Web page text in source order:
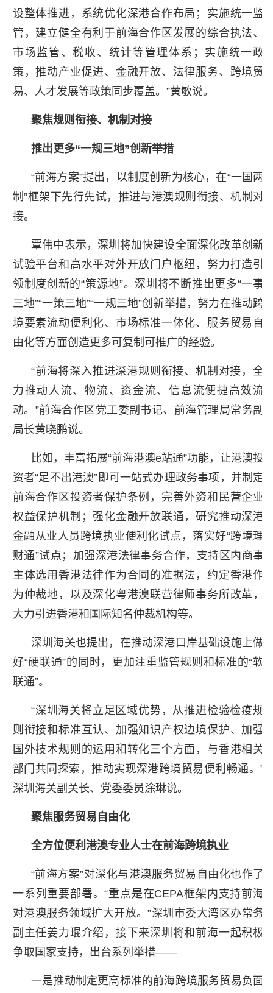
设整体推进，系统优化深港合作布局；实施统一监
管，建立健全有利于前海合作区发展的综合执法、
市场监管、税收、统计等管理体系；实施统一政
策，推动产业促进、金融开放、法律服务、跨境贸
易、人才发展等政策同步覆盖。”黄敏说。
聚焦规则衔接、机制对接
推出更多“一规三地”创新举措
“前海方案”提出，以制度创新为核心，在“一国两
制”框架下先行先试，推进与港澳规则衔接、机制对
接。
覃伟中表示，深圳将加快建设全面深化改革创新
试验平台和高水平对外开放门户枢纽，努力打造引
领制度创新的“策源地”。深圳将不断推出更多“一事
三地”“一策三地”“一规三地”创新举措，努力在推动跨
境要素流动便利化、市场标准一体化、服务贸易自
由化等方面创造更多可复制可推广的经验。
“前海将深入推进深港规则衔接、机制对接，全
力推动人流、物流、资金流、信息流便捷高效流
动。”前海合作区党工委副书记、前海管理局常务副
局长黄晓鹏说。
比如，丰富拓展“前海港澳e站通”功能，让港澳投
资者“足不出港澳”即可一站式办理政务事项，并制定
前海合作区投资者保护条例，完善外资和民营企业
权益保护机制；强化金融开放联通，研究推动深港
金融从业人员跨境执业便利化试点，落实好“跨境理
财通”试点；加强深港法律事务合作，支持区内商事
主体选用香港法律作为合同的准据法，约定香港作
为仲裁地，以及深化粤港澳联营律师事务所改革，
大力引进香港和国际知名仲裁机构等。
深圳海关也提出，在推动深港口岸基础设施上做
好“硬联通”的同时，更加注重监管规则和标准的“软
联通”。
“深圳海关将立足区域优势，从推进检验检疫规
则衔接和标准互认、加强知识产权边境保护、加强
国外技术规则的运用和转化三个方面，与香港相关
部门共同探索，推动实现深港跨境贸易便利畅通。”
深圳海关副关长、党委委员涂琳说。
聚焦服务贸易自由化
全方位便利港澳专业人士在前海跨境执业
“前海方案”对深化与港澳服务贸易自由化也作了
一系列重要部署。“重点是在CEPA框架内支持前海
对港澳服务领域扩大开放。”深圳市委大湾区办常务
副主任姜力琨介绍，接下来深圳将和前海一起积极
争取国家支持，出台系列举措——
一是推动制定更高标准的前海跨境服务贸易负面